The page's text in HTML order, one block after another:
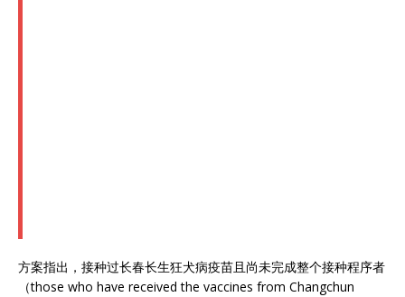
方案指出，接种过长春长生狂犬病疫苗且尚未完成整个接种程序者
（those who have received the vaccines from Changchun